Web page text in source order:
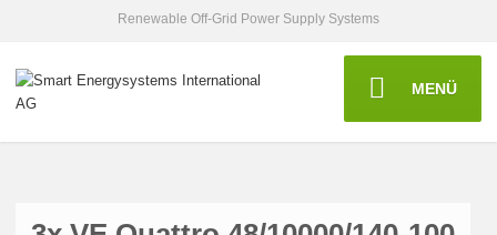
Renewable Off-Grid Power Supply Systems
MENÜ